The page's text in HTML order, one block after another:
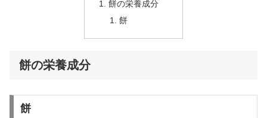
餅の栄養成分
餅
餅の栄養成分
餅